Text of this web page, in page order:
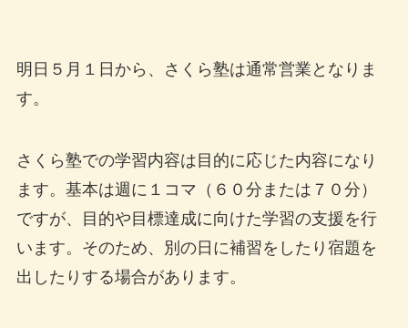
明日５月１日から、さくら塾は通常営業となりま
す。
さくら塾での学習内容は目的に応じた内容になり
ます。基本は週に１コマ（６０分または７０分）
ですが、目的や目標達成に向けた学習の支援を行
います。そのため、別の日に補習をしたり宿題を
出したりする場合があります。